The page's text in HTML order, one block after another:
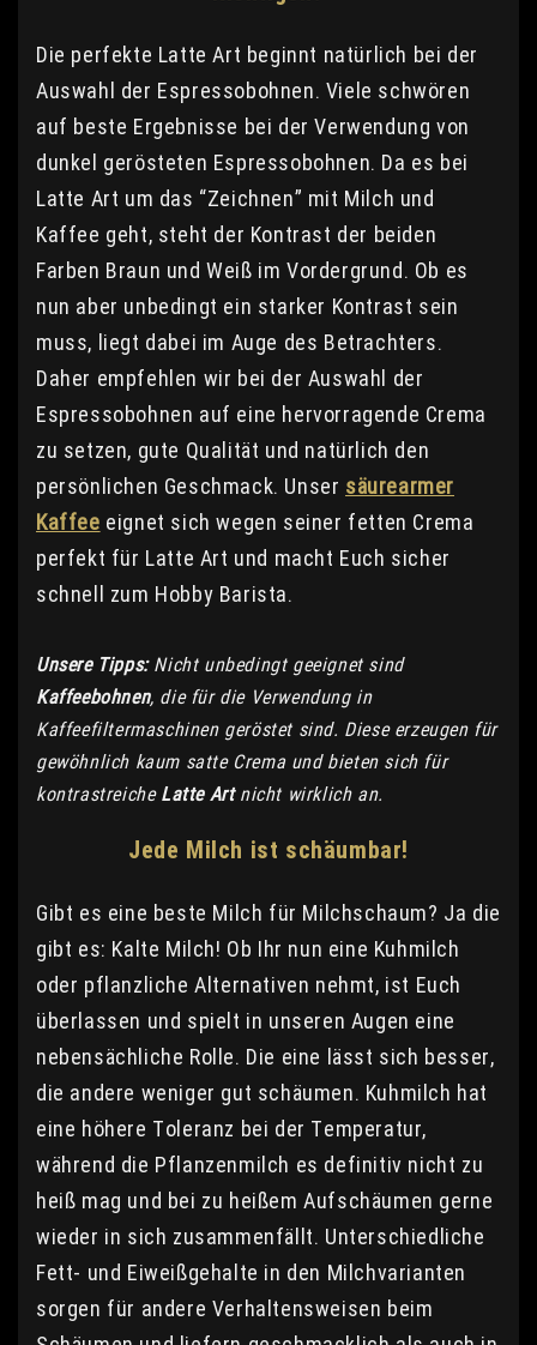
Die perfekte Latte Art beginnt natürlich bei der
Auswahl der Espressobohnen. Viele schwören
auf beste Ergebnisse bei der Verwendung von
dunkel gerösteten Espressobohnen. Da es bei
Latte Art um das “Zeichnen” mit Milch und
Kaffee geht, steht der Kontrast der beiden
Farben Braun und Weiß im Vordergrund. Ob es
nun aber unbedingt ein starker Kontrast sein
muss, liegt dabei im Auge des Betrachters.
Daher empfehlen wir bei der Auswahl der
Espressobohnen auf eine hervorragende Crema
zu setzen, gute Qualität und natürlich den
persönlichen Geschmack. Unser säurearmer
Kaffee eignet sich wegen seiner fetten Crema
perfekt für Latte Art und macht Euch sicher
schnell zum Hobby Barista.
Unsere Tipps:Nicht unbedingt geeignet sind
Kaffeebohnen, die für die Verwendung in
Kaffeefiltermaschinen geröstet sind. Diese erzeugen für
gewöhnlich kaum satte Crema und bieten sich für
kontrastreiche Latte Artnicht wirklich an.
Jede Milch ist schäumbar!
Gibt es eine beste Milch für Milchschaum? Ja die
gibt es: Kalte Milch! Ob Ihr nun eine Kuhmilch
oder pflanzliche Alternativen nehmt, ist Euch
überlassen und spielt in unseren Augen eine
nebensächliche Rolle. Die eine lässt sich besser,
die andere weniger gut schäumen. Kuhmilch hat
eine höhere Toleranz bei der Temperatur,
während die Pflanzenmilch es definitiv nicht zu
heiß mag und bei zu heißem Aufschäumen gerne
wieder in sich zusammenfällt. Unterschiedliche
Fett- und Eiweißgehalte in den Milchvarianten
sorgen für andere Verhaltensweisen beim